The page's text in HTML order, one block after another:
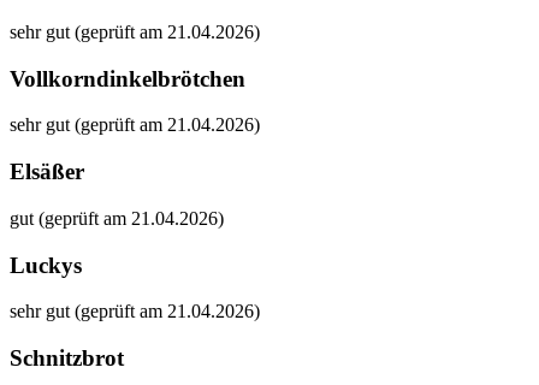
sehr gut (geprüft am 21.04.2026)
Vollkorndinkelbrötchen
sehr gut (geprüft am 21.04.2026)
Elsäßer
gut (geprüft am 21.04.2026)
Luckys
sehr gut (geprüft am 21.04.2026)
Schnitzbrot